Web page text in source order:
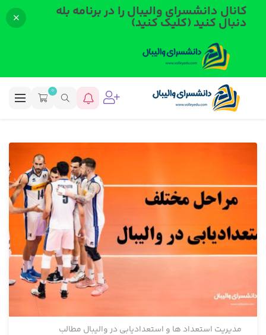
کانال دانشسرای والیبال را در برنامه بله
دنبال کنید (کلیک کنید)
0
مدیریت استعداد ها و استعدادیابی در والیبال مطالب